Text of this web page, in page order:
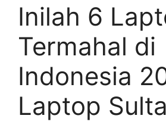
Inilah 6
Termahal di
Indonesia
Laptop